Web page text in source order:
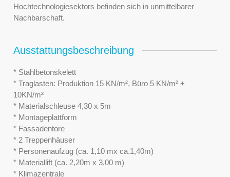
Hochtechnologiesektors befinden sich in unmittelbarer
Nachbarschaft.
Ausstattungsbeschreibung
* Stahlbetonskelett
* Traglasten: Produktion 15 KN/m², Büro 5 KN/m² +
10KN/m²
* Materialschleuse 4,30 x 5m
* Montageplattform
* Fassadentore
* 2 Treppenhäuser
* Personenaufzug (ca. 1,10 mx ca.1,40m)
* Materiallift (ca. 2,20m x 3,00 m)
* Klimazentrale